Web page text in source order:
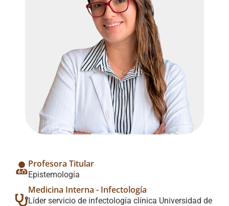
Profesora Titular
Epistemología
Medicina Interna - Infectología
Líder servicio de infectología clínica Universidad de